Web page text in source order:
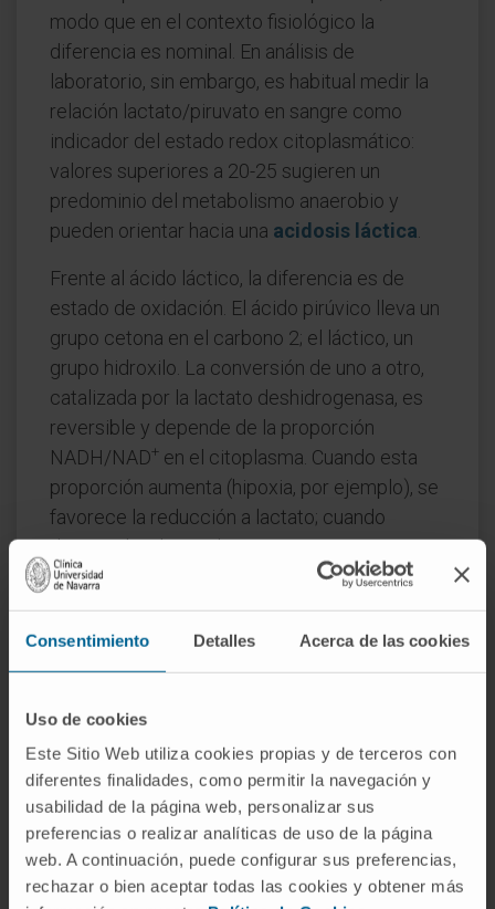
Consentimiento Detalles Acerca de las cookies
Uso de cookies
Este Sitio Web utiliza cookies propias y de terceros con
diferentes finalidades, como permitir la navegación y
usabilidad de la página web, personalizar sus
preferencias o realizar analíticas de uso de la página
web. A continuación, puede configurar sus preferencias,
rechazar o bien aceptar todas las cookies y obtener más
modo que en el contexto fisiológico la
diferencia es nominal. En análisis de
laboratorio, sin embargo, es habitual medir la
relación lactato/piruvato en sangre como
indicador del estado redox citoplasmático:
valores superiores a 20-25 sugieren un
predominio del metabolismo anaerobio y
pueden orientar hacia una acidosis láctica
Frente al ácido láctico, la diferencia es de
estado de oxidación. El ácido pirúvico lleva un
grupo cetona en el carbono 2; el láctico, un
grupo hidroxilo. La conversión de uno a otro,
catalizada por la lactato deshidrogenasa, es
reversible y depende de la proporción
NADH/NAD+ en el citoplasma. Cuando esta
proporción aumenta (hipoxia, por ejemplo), se
favorece la reducción a lactato; cuando
desciende, el sentido se invierte.
Preguntas frecuentes
¿De dónde viene el nombre
«pirúvico»?
Del griego πῦρ (
(«uva»). Berzelius lo acuñó en 1835 porque la
sustancia se había obtenido calentando —«por
fuego»— ácido tartárico, un compuesto
presente en el sedimento del vino de uva. Es
uno de los pocos nombres químicos que
condensa el método de obtención y la materia